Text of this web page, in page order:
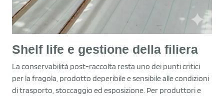
Shelf life e gestione della filiera
La conservabilità post-raccolta resta uno dei punti critici
per la fragola, prodotto deperibile e sensibile alle condizioni
di trasporto, stoccaggio ed esposizione. Per produttori e